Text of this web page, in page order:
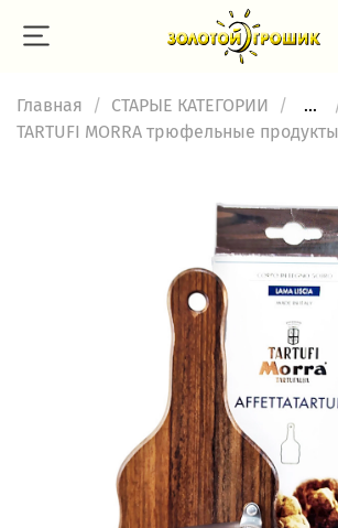
Главная СТАРЫЕ КАТЕГОРИИ
...
TARTUFI MORRA трюфельные продукты